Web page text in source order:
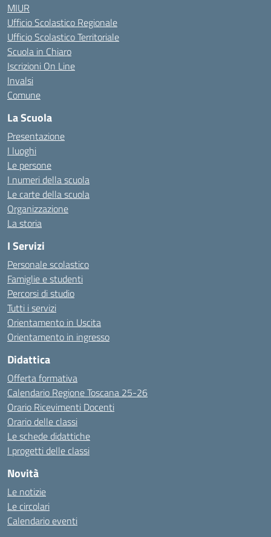
MIUR
Ufficio Scolastico Regionale
Ufficio Scolastico Territoriale
Scuola in Chiaro
Iscrizioni On Line
Invalsi
Comune
La Scuola
Presentazione
I luoghi
Le persone
I numeri della scuola
Le carte della scuola
Organizzazione
La storia
I Servizi
Personale scolastico
Famiglie e studenti
Percorsi di studio
Tutti i servizi
Orientamento in Uscita
Orientamento in ingresso
Didattica
Offerta formativa
Calendario Regione Toscana 25-26
Orario Ricevimenti Docenti
Orario delle classi
Le schede didattiche
I progetti delle classi
Novità
Le notizie
Le circolari
Calendario eventi